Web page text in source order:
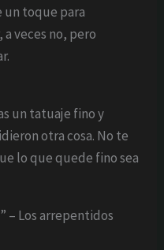
un toque para
veces no, pero
un tatuaje fino y
otra cosa. No te
lo que quede fino sea
– Los arrepentidos